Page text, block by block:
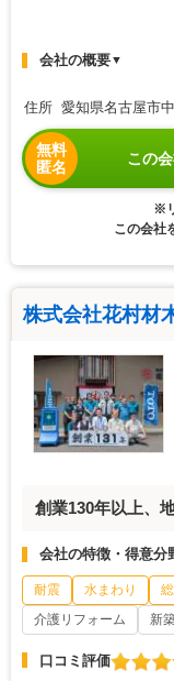
会社の概要▼
住所 愛知県名古屋市
無料
匿名
この
※
この会社
株式会社花村材
創業130年以上、
会社の特徴・得意分
耐震 水まわり
介護リフォーム
新
口コミ評価